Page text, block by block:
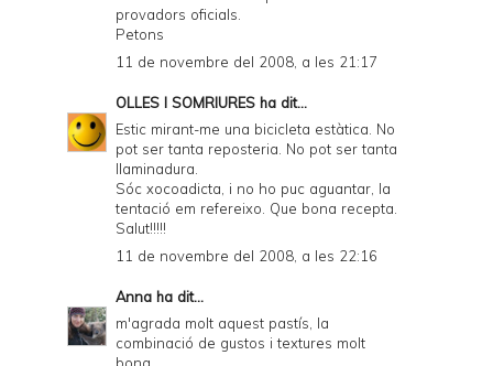
provadors oficials.
Petons
11 de novembre del 2008, a les 21:17
OLLES I SOMRIURES ha dit...
Estic mirant-me una bicicleta estàtica. No
pot ser tanta reposteria. No pot ser tanta
llaminadura.
Sóc xocoadicta, i no ho puc aguantar, la
tentació em refereixo. Que bona recepta.
Salut!!!!!
11 de novembre del 2008, a les 22:16
Anna ha dit...
m'agrada molt aquest pastís, la
combinació de gustos i textures molt